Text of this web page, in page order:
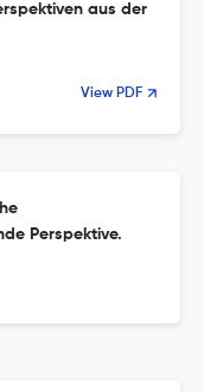
aus der
View PDF
Perspektive.